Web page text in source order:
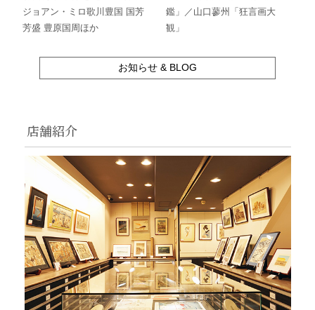
ジョアン・ミロ歌川豊国 国芳
芳盛 豊原国周ほか
鑑」／山口蓼州「狂言画大
観」
お知らせ & BLOG
店舗紹介